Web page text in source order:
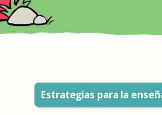
Estrategias para la